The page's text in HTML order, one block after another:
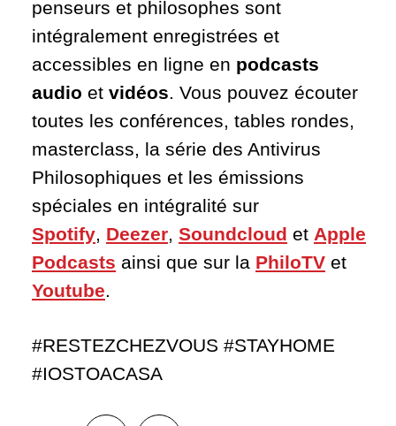
penseurs et philosophes sont
intégralement enregistrées et
accessibles en ligne en podcasts
audio et vidéos. Vous pouvez écouter
toutes les conférences, tables rondes,
masterclass, la série des Antivirus
Philosophiques et les émissions
spéciales en intégralité sur
Spotify, Deezer, Soundcloud et Apple
Podcasts ainsi que sur la PhiloTV et
Youtube.
#RESTEZCHEZVOUS #STAYHOME
#IOSTOACASA